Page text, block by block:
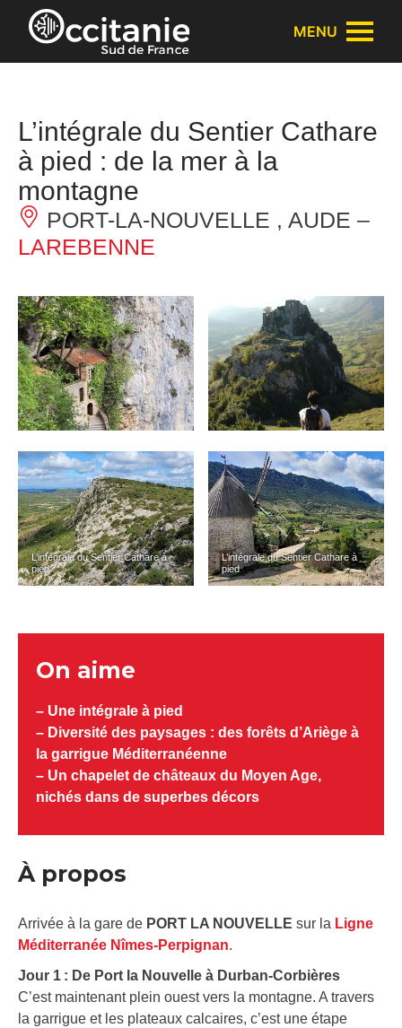
Panneau de gestion des cookies
MENU
L’intégrale du Sentier Cathare
à pied : de la mer à la
montagne
PORT-LA-NOUVELLE , AUDE –
LAREBENNE
L’intégrale du Sentier Cathare à
pied
L’intégrale du Sentier Cathare à
pied
On aime
– Une intégrale à pied
– Diversité des paysages : des forêts d’Ariège à
la garrigue Méditerranéenne
– Un chapelet de châteaux du Moyen Age,
nichés dans de superbes décors
À propos
Arrivée à la gare de PORT LA NOUVELLE sur la Ligne
Méditerranée Nîmes-Perpignan.
Jour 1 : De Port la Nouvelle à Durban-Corbières
C’est maintenant plein ouest vers la montagne. A travers
la garrigue et les plateaux calcaires, c’est une étape